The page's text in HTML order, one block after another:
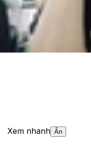
Theo dõi XTMobile trên
Xem nhanh Ẩn